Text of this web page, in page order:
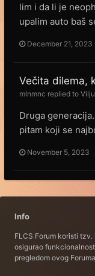
lim i da li je
upalim auto baš
December 21, 2023
Večita dilema,
mlnmnc replied to
Druga
pitam koji se
November 5, 2023
Info
FLCS Forum koristi
osigurao
pregledom ovog